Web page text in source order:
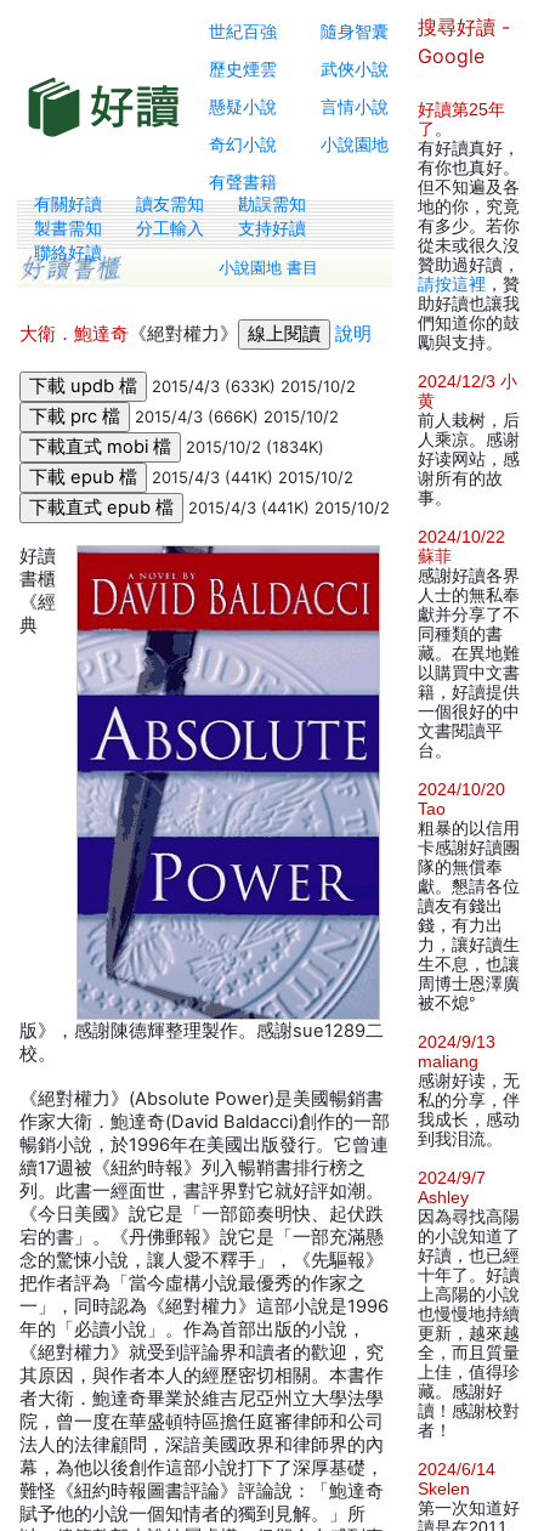
世紀百強
隨身智囊
歷史煙雲
武俠小說
懸疑小說
言情小說
奇幻小說
小說園地
有聲書籍
有關好讀 讀友需知
勘誤需知
製書需知
分工輸入
支持好讀
聯絡好讀
小說園地 書目
大衛．鮑達奇 《絕對權力》 說明
2015/4/3 (633K) 2015/10/2
2015/4/3 (666K) 2015/10/2
2015/10/2 (1834K)
2015/4/3 (441K) 2015/10/2
2015/4/3 (441K) 2015/10/2
好讀
書櫃
《經
典
版》，感謝陳德輝整理製作。感謝sue1289二
校。
《絕對權力》(Absolute Power)是美國暢銷書
作家大衛．鮑達奇(David Baldacci)創作的一部
暢銷小說，於1996年在美國出版發行。它曾連
續17週被《紐約時報》列入暢鞘書排行榜之
列。此書一經面世，書評界對它就好評如潮。
《今日美國》說它是「一部節奏明快、起伏跌
宕的書」。《丹佛郵報》說它是「一部充滿懸
念的驚悚小說，讓人愛不釋手」，《先驅報》
把作者評為「當今虛構小說最優秀的作家之
一」，同時認為《絕對權力》這部小說是1996
年的「必讀小說」。作為首部出版的小說，
《絕對權力》就受到評論界和讀者的歡迎，究
其原因，與作者本人的經歷密切相關。本書作
者大衛．鮑達奇畢業於維吉尼亞州立大學法學
院，曾一度在華盛頓特區擔任庭審律師和公司
法人的法律顧問，深諳美國政界和律師界的內
幕，為他以後創作這部小說打下了深厚基礎，
難怪《紐約時報圖書評論》評論說：「鮑達奇
賦予他的小說一個知情者的獨到見解。」所
搜尋好讀 -
Google
好讀第25年
了 。
有好讀真好，
有你也真好。
但不知遍及各
地的你，究竟
有多少。若你
從未或很久沒
贊助過好讀，
請按這裡 ，贊
助好讀也讓我
們知道你的鼓
勵與支持。
2024/12/3 小
黄
前人栽树，后
人乘凉。感谢
好读网站，感
谢所有的故
事。
2024/10/22
蘇菲
感謝好讀各界
人士的無私奉
獻并分享了不
同種類的書
藏。在異地難
以購買中文書
籍，好讀提供
一個很好的中
文書閱讀平
台。
2024/10/20
Tao
粗暴的以信用
卡感謝好讀團
隊的無償奉
獻。懇請各位
讀友有錢出
錢，有力出
力，讓好讀生
生不息，也讓
周博士恩澤廣
被不熄°
2024/9/13
maliang
感谢好读，无
私的分享，伴
我成长，感动
到我泪流。
2024/9/7
Ashley
因為尋找高陽
的小說知道了
好讀，也已經
十年了。好讀
上高陽的小說
也慢慢地持續
更新，越來越
全，而且質量
上佳，值得珍
藏。感謝好
讀！感謝校對
者！
2024/6/14
Skelen
第一次知道好